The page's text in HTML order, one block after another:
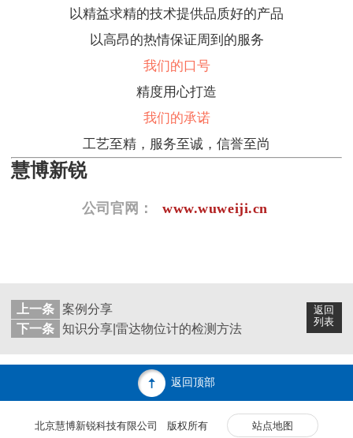
以精益求精的技术提供品质好的产品
以高昂的热情保证周到的服务
我们的口号
精度用心打造
我们的承诺
工艺至精，服务至诚，信誉至尚
慧博新锐
公司官网 ： www.wuweiji.cn
返回
列表
上一条 案例分享
下一条 知识分享|雷达物位计的检测方法
返回顶部
北京慧博新锐科技有限公司 版权所有 站点地图